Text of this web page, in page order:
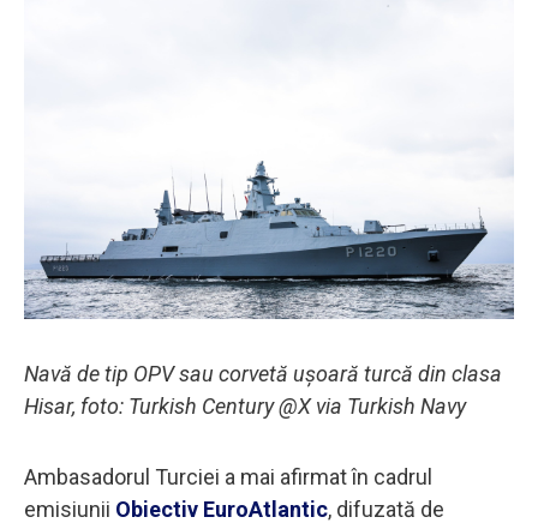
Navă de tip OPV sau corvetă ușoară turcă din clasa
Hisar, foto: Turkish Century @X via Turkish Navy
Ambasadorul Turciei a mai afirmat în cadrul
emisiunii Obiectiv EuroAtlantic, difuzată de